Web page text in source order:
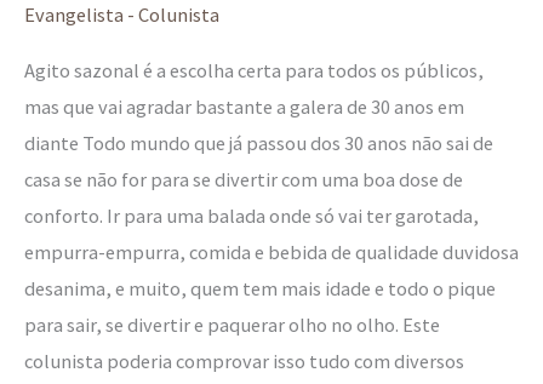
Evangelista - Colunista
Agito sazonal é a escolha certa para todos os públicos,
mas que vai agradar bastante a galera de 30 anos em
diante Todo mundo que já passou dos 30 anos não sai de
casa se não for para se divertir com uma boa dose de
conforto. Ir para uma balada onde só vai ter garotada,
empurra-empurra, comida e bebida de qualidade duvidosa
desanima, e muito, quem tem mais idade e todo o pique
para sair, se divertir e paquerar olho no olho. Este
colunista poderia comprovar isso tudo com diversos
paquera:
conhece